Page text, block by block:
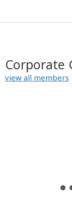
Corporate
view all members